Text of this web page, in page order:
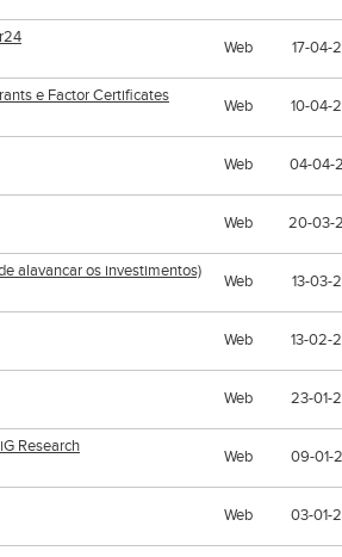
Web 17-04-
e Factor Certificates
Web 10-04-
Web 04-04-
Web 20-03-
alavancar os investimentos)
Web 13-03-
Web 13-02-
Web 23-01-
Research
Web 09-01-
Web 03-01-